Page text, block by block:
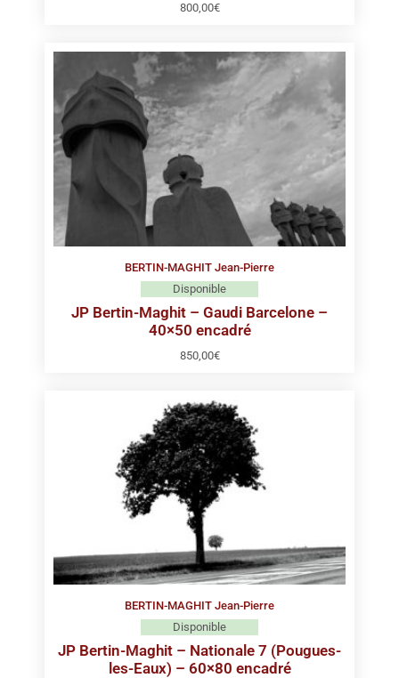
800,00€
BERTIN-MAGHIT Jean-Pierre
Disponible
JP Bertin-Maghit – Gaudi Barcelone –
40×50 encadré
850,00€
BERTIN-MAGHIT Jean-Pierre
Disponible
JP Bertin-Maghit – Nationale 7 (Pougues-
les-Eaux) – 60×80 encadré